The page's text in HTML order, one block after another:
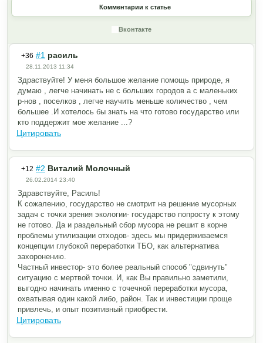
Комментарии к статье
Вконтакте
+36 #1 расиль
28.11.2013 11:34
Здраствуйте! У меня большое желание помощь природе, я
думаю , легче начинать не с больших городов а с маленьких
р-нов , поселков , легче научить меньше количество , чем
большее .И хотелось бы знать на что готово государство или
кто поддержит мое желание ...?
Цитировать
+12 #2 Виталий Молочный
26.02.2014 23:40
Здравствуйте, Расиль!
К сожалению, государство не смотрит на решение мусорных
задач с точки зрения экологии- государство попросту к этому
не готово. Да и раздельный сбор мусора не решит в корне
проблемы утилизации отходов- здесь мы придерживаемся
концепции глубокой переработки ТБО, как альтернатива
захоронению.
Частный инвестор- это более реальный способ "сдвинуть"
ситуацию с мертвой точки. И, как Вы правильно заметили,
выгодно начинать именно с точечной переработки мусора,
охватывая один какой либо, район. Так и инвестиции проще
привлечь, и опыт позитивный приобрести.
Цитировать